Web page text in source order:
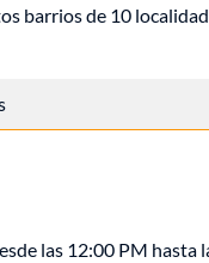
barrios de 10
las 12:00 PM hasta